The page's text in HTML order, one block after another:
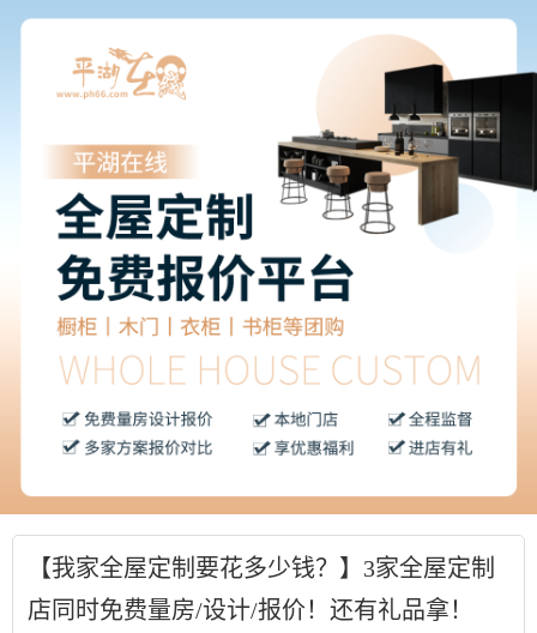
【我家全屋定制要花多少钱？】3家全屋定制
店同时免费量房/设计/报价！还有礼品拿！